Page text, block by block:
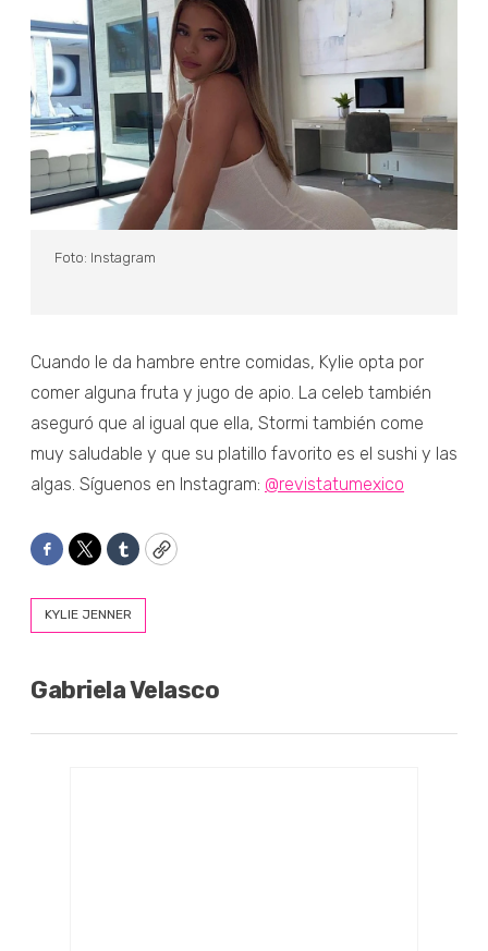
Foto: Instagram
Cuando le da hambre entre comidas, Kylie opta por
comer alguna fruta y jugo de apio. La celeb también
aseguró que al igual que ella, Stormi también come
muy saludable y que su platillo favorito es el sushi y las
algas. Síguenos en Instagram: @revistatumexico
Facebook
TwitterTumblrCopy
KYLIE JENNER
Gabriela Velasco